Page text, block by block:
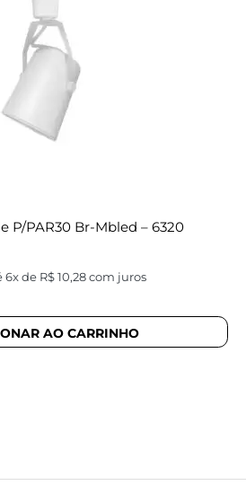
P/PAR30 Br-Mbled – 6320
6x de R$10,28com juros
AO CARRINHO